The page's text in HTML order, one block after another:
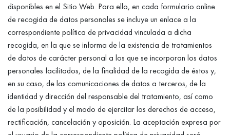
disponibles en el Sitio Web. Para ello, en cada formulario online
de recogida de datos personales se incluye un enlace a la
correspondiente política de privacidad vinculada a dicha
recogida, en la que se informa de la existencia de tratamientos
de datos de carácter personal a los que se incorporan los datos
personales facilitados, de la finalidad de la recogida de éstos y,
en su caso, de las comunicaciones de datos a terceros, de la
identidad y dirección del responsable del tratamiento, así como
de la posibilidad y el modo de ejercitar los derechos de acceso,
rectificación, cancelación y oposición. La aceptación expresa por